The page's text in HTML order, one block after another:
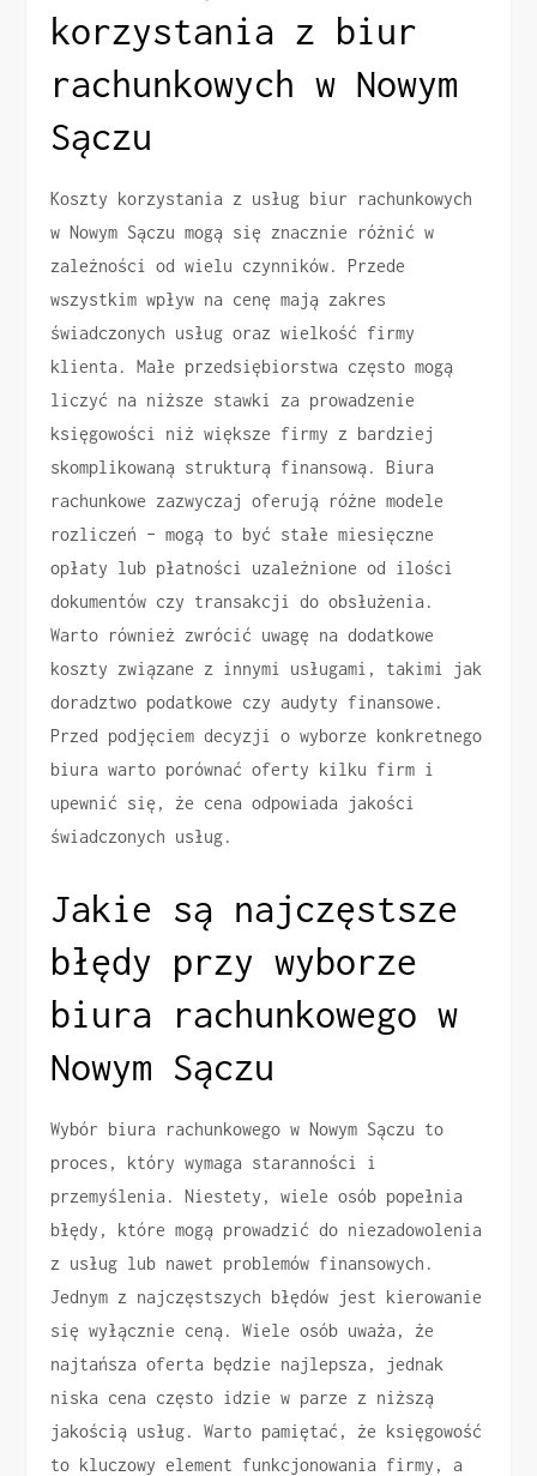
korzystania z biur
rachunkowych w Nowym
Sączu
Koszty korzystania z usług biur rachunkowych
w Nowym Sączu mogą się znacznie różnić w
zależności od wielu czynników. Przede
wszystkim wpływ na cenę mają zakres
świadczonych usług oraz wielkość firmy
klienta. Małe przedsiębiorstwa często mogą
liczyć na niższe stawki za prowadzenie
księgowości niż większe firmy z bardziej
skomplikowaną strukturą finansową. Biura
rachunkowe zazwyczaj oferują różne modele
rozliczeń – mogą to być stałe miesięczne
opłaty lub płatności uzależnione od ilości
dokumentów czy transakcji do obsłużenia.
Warto również zwrócić uwagę na dodatkowe
koszty związane z innymi usługami, takimi jak
doradztwo podatkowe czy audyty finansowe.
Przed podjęciem decyzji o wyborze konkretnego
biura warto porównać oferty kilku firm i
upewnić się, że cena odpowiada jakości
świadczonych usług.
Jakie są najczęstsze
błędy przy wyborze
biura rachunkowego w
Nowym Sączu
Wybór biura rachunkowego w Nowym Sączu to
proces, który wymaga staranności i
przemyślenia. Niestety, wiele osób popełnia
błędy, które mogą prowadzić do niezadowolenia
z usług lub nawet problemów finansowych.
Jednym z najczęstszych błędów jest kierowanie
się wyłącznie ceną. Wiele osób uważa, że
najtańsza oferta będzie najlepsza, jednak
niska cena często idzie w parze z niższą
jakością usług. Warto pamiętać, że księgowość
to kluczowy element funkcjonowania firmy, a